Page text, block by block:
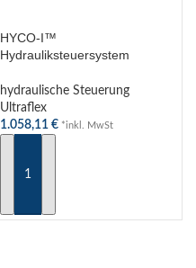
HYCO-I™
Hydrauliksteuersystem
Komplettset mit Schlauch und
Öl
hydraulische Steuerung
Ultraflex
1.058,11 € *inkl. MwSt